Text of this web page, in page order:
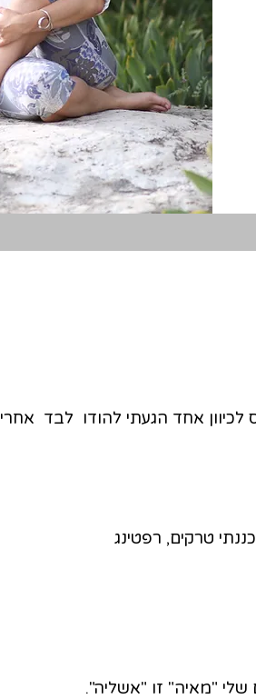
אחד הגעתי להודו לבד אחרי
טרקים, רפטינג
"מאיה" זו "אשליה".